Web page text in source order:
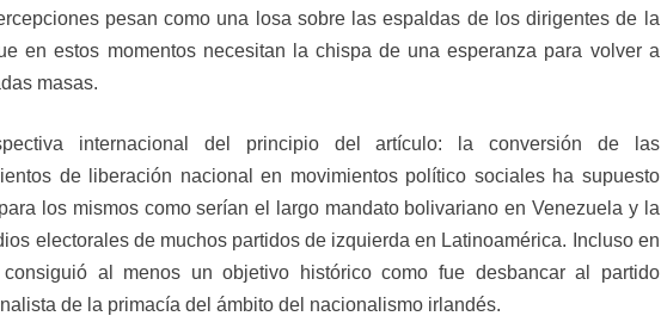
pesan como una losa sobre las espaldas de los dirigentes de la
en estos momentos necesitan la chispa de una esperanza para volver a
masas.
internacional del principio del artículo: la conversión de las
de liberación nacional en movimientos político sociales ha supuesto
los mismos como serían el largo mandato bolivariano en Venezuela y la
electorales de muchos partidos de izquierda en Latinoamérica. Incluso en
al menos un objetivo histórico como fue desbancar al partido
de la primacía del ámbito del nacionalismo irlandés.